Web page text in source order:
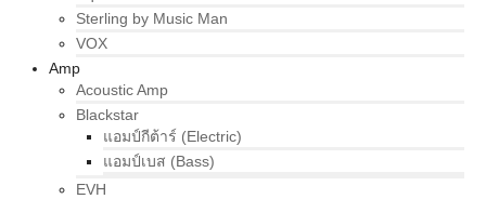
Sterling by Music Man
VOX
Amp
Acoustic Amp
Blackstar
แอมป์กีต้าร์ (Electric)
แอมป์เบส (Bass)
EVH